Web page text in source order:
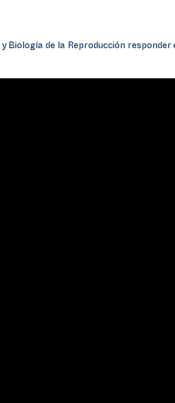
de la Reproducción